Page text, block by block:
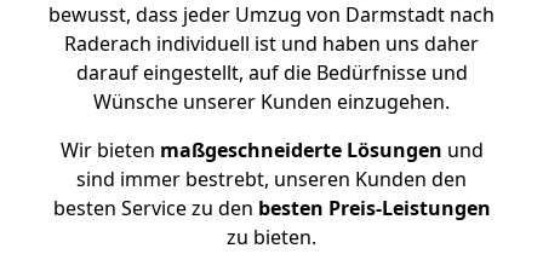
bewusst, dass jeder Umzug von Darmstadt nach
Raderach individuell ist und haben uns daher
darauf eingestellt, auf die Bedürfnisse und
Wünsche unserer Kunden einzugehen.
Wir bieten maßgeschneiderte Lösungen und
sind immer bestrebt, unseren Kunden den
besten Service zu den besten Preis-Leistungen
zu bieten.